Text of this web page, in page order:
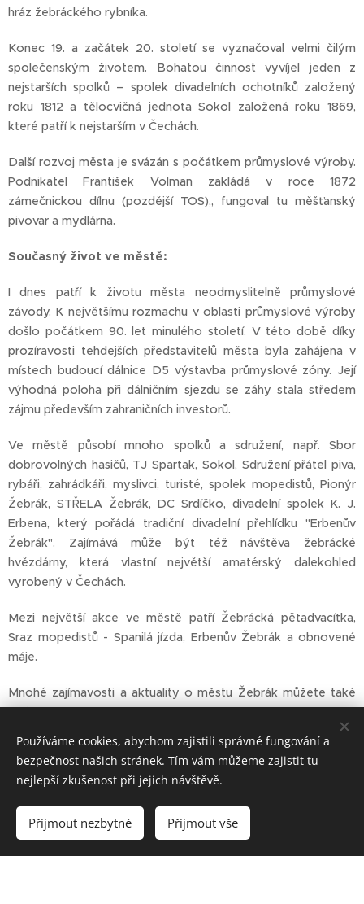
hráz žebráckého rybníka.
Konec 19. a začátek 20. století se vyznačoval velmi čilým
společenským životem. Bohatou činnost vyvíjel jeden z
nejstarších spolků – spolek divadelních ochotníků založený
roku 1812 a tělocvičná jednota Sokol založená roku 1869,
které patří k nejstarším v Čechách.
Další rozvoj města je svázán s počátkem průmyslové výroby.
Podnikatel František Volman zakládá v roce 1872
zámečnickou dílnu (pozdější TOS),, fungoval tu měšťanský
pivovar a mydlárna.
Současný život ve městě:
I dnes patří k životu města neodmyslitelně průmyslové
závody. K největšímu rozmachu v oblasti průmyslové výroby
došlo počátkem 90. let minulého století. V této době díky
prozíravosti tehdejších představitelů města byla zahájena v
místech budoucí dálnice D5 výstavba průmyslové zóny. Její
výhodná poloha při dálničním sjezdu se záhy stala středem
zájmu především zahraničních investorů.
Ve městě působí mnoho spolků a sdružení, např. Sbor
dobrovolných hasičů, TJ Spartak, Sokol, Sdružení přátel piva,
rybáři, zahrádkáři, myslivci, turisté, spolek mopedistů, Pionýr
Žebrák, STŘELA Žebrák, DC Srdíčko, divadelní spolek K. J.
Erbena, který pořádá tradiční divadelní přehlídku "Erbenův
Žebrák". Zajímává může být též návštěva žebrácké
hvězdárny, která vlastní největší amatérský dalekohled
vyrobený v Čechách.
Mezi největší akce ve městě patří Žebrácká pětadvacítka,
Sraz mopedistů - Spanilá jízda, Erbenův Žebrák a obnovené
máje.
Mnohé zajímavosti a aktuality o městu Žebrák můžete také
nalézt na www.zebrak.cz
Vytvořeno službou Cookies
Používáme cookies, abychom zajistili správné fungování a
bezpečnost našich stránek. Tím vám můžeme zajistit tu
nejlepší zkušenost při jejich návštěvě.
Přijmout nezbytné Přijmout vše